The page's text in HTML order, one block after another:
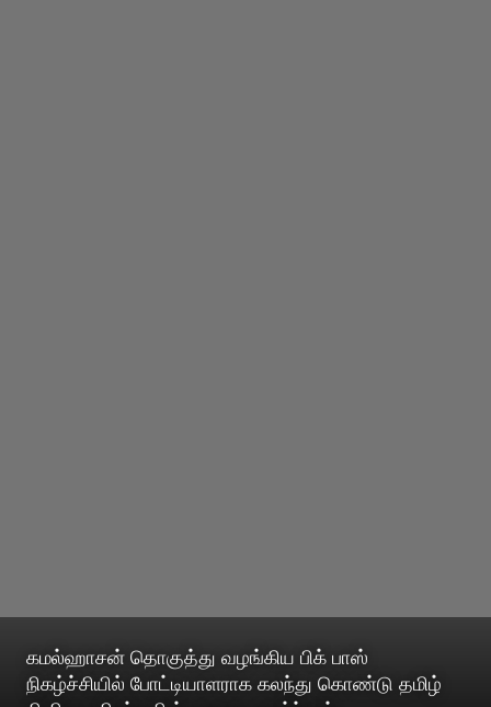
கமல்ஹாசன் தொகுத்து வழங்கிய பிக் பாஸ்
நிகழ்ச்சியில் போட்டியாளராக கலந்து கொண்டு தமிழ்